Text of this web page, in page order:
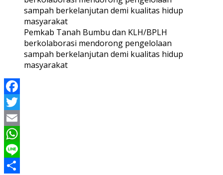
Pemkab Tanah Bumbu dan KLH/BPLH
berkolaborasi mendorong pengelolaan
sampah berkelanjutan demi kualitas hidup
masyarakat
Facebook
Twitter
Email
WhatsApp
Line